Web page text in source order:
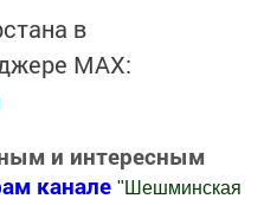
в
MАХ:
и интересным
канале " Шешминская